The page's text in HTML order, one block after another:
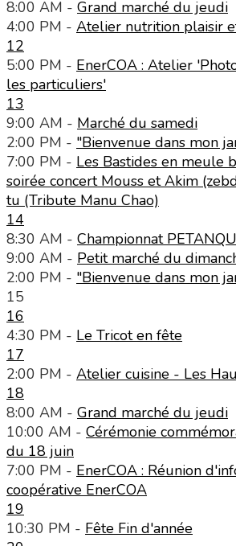
8:00 AM - Grand marché du jeudi
4:00 PM - Atelier nutrition plaisir
12
5:00 PM - EnerCOA : Atelier
les particuliers'
13
9:00 AM - Marché du samedi
2:00 PM - "Bienvenue dans mon
7:00 PM - Les Bastides en meule
soirée concert Mouss et Akim
tu (Tribute Manu Chao)
14
8:30 AM - Championnat
9:00 AM - Petit marché du
2:00 PM - "Bienvenue dans mon
15
16
4:30 PM - Le Tricot en fête
17
2:00 PM - Atelier cuisine - Les
18
8:00 AM - Grand marché du jeudi
10:00 AM - Cérémonie
du 18 juin
7:00 PM - EnerCOA : Réunion
coopérative EnerCOA
19
10:30 PM - Fête Fin d'année